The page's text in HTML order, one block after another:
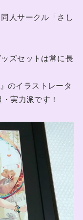
人サークル「さし
ズセットは常に長
のイラストレータ
実力派です！